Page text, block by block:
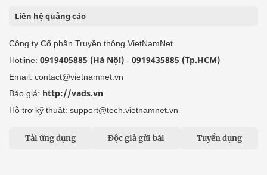
Liên hệ quảng cáo
Công ty Cổ phần Truyền thông VietNamNet
Hotline: 0919405885 (Hà Nội) - 0919435885 (Tp.HCM)
Email: contact@vietnamnet.vn
Báo giá: http://vads.vn
Hỗ trợ kỹ thuật: support@tech.vietnamnet.vn
Tải ứng dụng Độc giả gửi bài Tuyển dụng